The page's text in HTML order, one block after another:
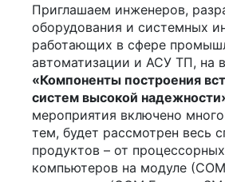
Приглашаем инженеров,
оборудования и системных
работающих в сфере
автоматизации и АСУ ТП, на
«Компоненты построения
систем высокой
мероприятия включено
тем, будет рассмотрен весь
продуктов – от процессорных
компьютеров на модуле